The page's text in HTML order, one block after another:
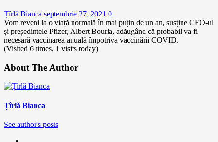
Țîrlă Bianca septembrie 27, 2021 0
Vom reveni la o viață normală în mai puțin de un an, susține CEO-ul
și președintele Pfizer, Albert Bourla, adăugând că probabil va fi
necesară vaccinarea anuală împotriva vaccinării COVID.
(Visited 6 times, 1 visits today)
About The Author
Țîrlă Bianca
See author's posts